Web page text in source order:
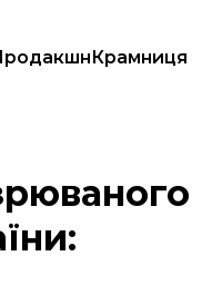
Крамниця